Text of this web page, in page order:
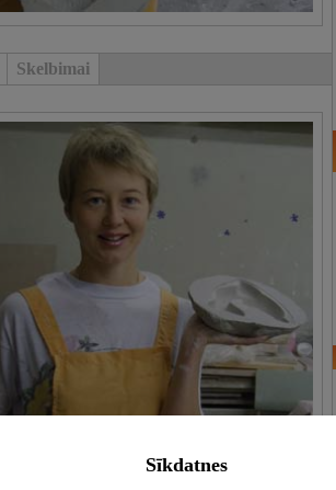
Skelbimai
Sīkdatnes